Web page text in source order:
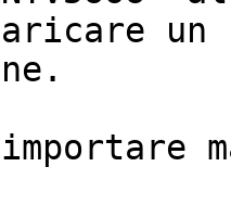
un